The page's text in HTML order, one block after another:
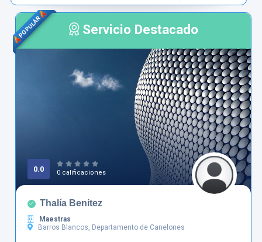
POPULAR Servicio Destacado
0.0 0 calificaciones
Thalía Benitez
Maestras
Barros Blancos, Departamento de Canelones